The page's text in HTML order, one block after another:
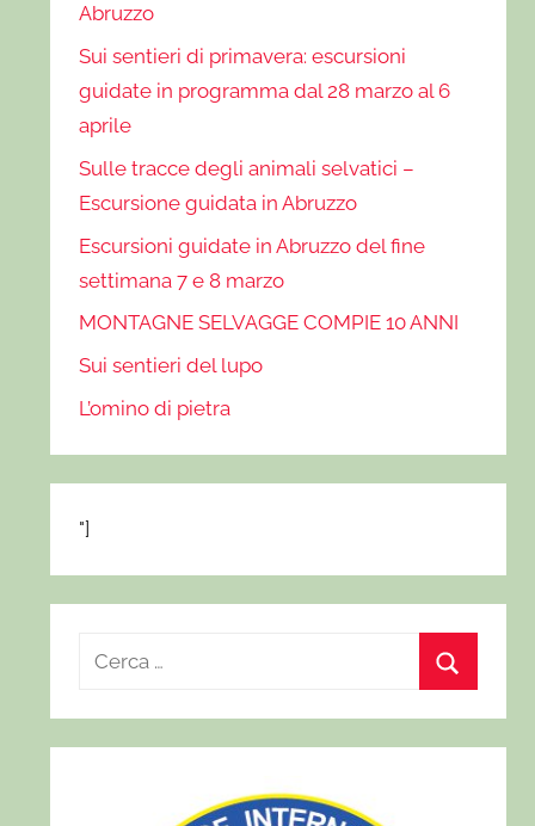
Abruzzo
Sui sentieri di primavera: escursioni
guidate in programma dal 28 marzo al 6
aprile
Sulle tracce degli animali selvatici –
Escursione guidata in Abruzzo
Escursioni guidate in Abruzzo del fine
settimana 7 e 8 marzo
MONTAGNE SELVAGGE COMPIE 10 ANNI
Sui sentieri del lupo
L’omino di pietra
"]
c
e